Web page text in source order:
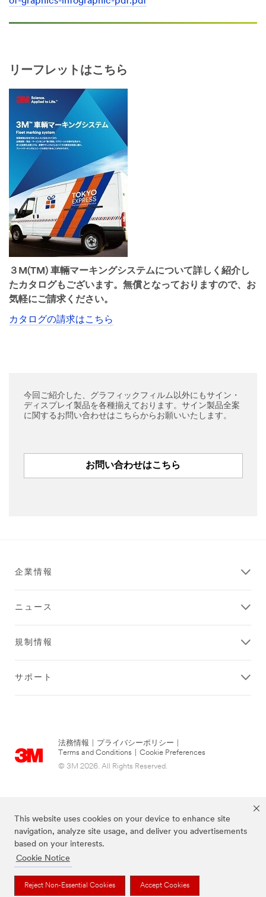
This website uses cookies on your device to enhance site
navigation, analyze site usage, and deliver you advertisements
based on your interests.
Cookie Notice
Reject Non-Essential Cookies Accept Cookies
リーフレットはこちら
３M(TM) 車輛マーキングシステムについて詳しく紹介し
たカタログもございます。無償となっておりますので、お
気軽にご請求ください。
カタログの請求はこちら
今回ご紹介した、グラフィックフィルム以外にもサイン・
ディスプレイ製品を各種揃えております。サイン製品全案
に関するお問い合わせはこちらからお願いいたします。
お問い合わせはこちら
企業情報
ニュース
規制情報
サポート
法務情報 プライバシーポリシー
Terms and Conditions
Cookie Preferences
© 3M 2026. All Rights Reserved.
当サイト上に掲載されているブランドは3M社の商標です。